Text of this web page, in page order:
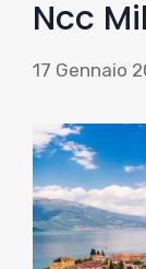
Ncc
17 Gennaio